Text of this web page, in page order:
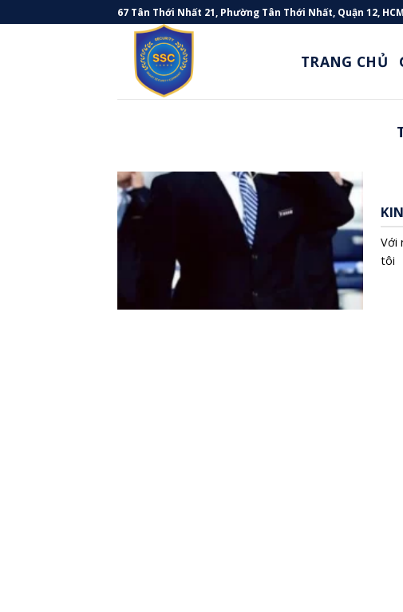
to
67 Tân Thới Nhất 21, Phường Tân Thới Nhất, Quận 12, HCM
TRANG CHỦ
Với
tôi